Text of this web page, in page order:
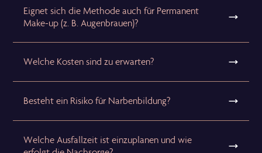
Eignet sich die Methode auch für Permanent
Make-up (z. B. Augenbrauen)?
Welche Kosten sind zu erwarten?
Besteht ein Risiko für Narbenbildung?
Welche Ausfallzeit ist einzuplanen und wie